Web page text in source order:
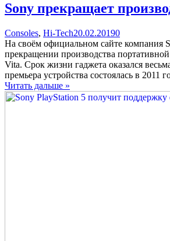
Sony прекращает
Categories
Consoles, Hi-TechPosted
on
20.02.20190comments
on
Sony
прекращает
Vita
На своём официальном сайте компания
прекращении производства
Vita. Срок жизни гаджета оказался
премьера устройства состоялась в 2011
Читать дальше »